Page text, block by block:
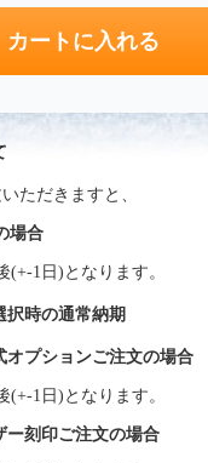
ただきますと、
場合
(+-1日)となります。
択時の通常納期
オプションご注文の場合
(+-1日)となります。
ー刻印ご注文の場合